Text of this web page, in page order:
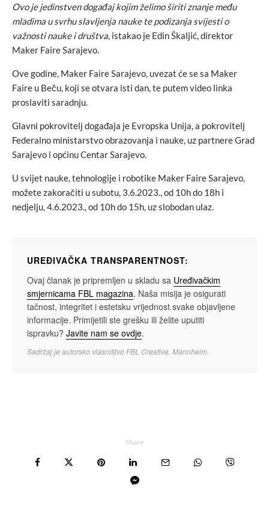
Ovo je jedinstven događaj kojim želimo širiti znanje među
mladima u svrhu slavljenja nauke te podizanja svijesti o
važnosti nauke i društva, istakao je Edin Škaljić, direktor
Maker Faire Sarajevo.
Ove godine, Maker Faire Sarajevo, uvezat će se sa Maker
Faire u Beču, koji se otvara isti dan, te putem video linka
proslaviti saradnju.
Glavni pokrovitelj događaja je Evropska Unija, a pokrovitelj
Federalno ministarstvo obrazovanja i nauke, uz partnere Grad
Sarajevo i općinu Centar Sarajevo.
U svijet nauke, tehnologije i robotike Maker Faire Sarajevo,
možete zakoračiti u subotu, 3.6.2023., od 10h do 18h i
nedjelju, 4.6.2023., od 10h do 15h, uz slobodan ulaz.
UREĐIVAČKA TRANSPARENTNOST:
Ovaj članak je pripremljen u skladu sa Uređivačkim
smjernicama FBL magazina. Naša misija je osigurati
tačnost, integritet i estetsku vrijednost svake objavljene
informacije. Primijetili ste grešku ili želite uputiti
ispravku? Javite nam se ovdje.
Sadržaj je autorsko vlasništvo FBL Creative, Mannheim.
Share